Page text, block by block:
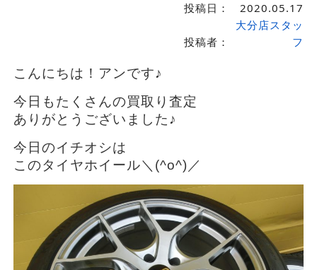
投稿日： 2020.05.17
投稿者：
大分店スタッ
フ
こんにちは！アンです♪
今日もたくさんの買取り査定
ありがとうございました♪
今日のイチオシは
このタイヤホイール＼(^o^)／